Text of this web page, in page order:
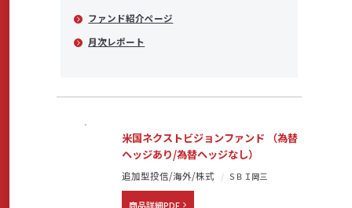
ファンド紹介ページ
月次レポート
米国ネクストビジョンファンド （為替
ヘッジあり/為替ヘッジなし）
追加型投信/海外/株式 ＳＢＩ岡三
商品詳細PDF